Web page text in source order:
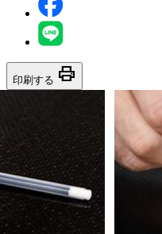
印刷する print